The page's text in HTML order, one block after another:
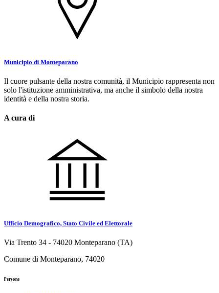
Municipio di Monteparano
Il cuore pulsante della nostra comunità, il Municipio rappresenta non
solo l'istituzione amministrativa, ma anche il simbolo della nostra
identità e della nostra storia.
A cura di
Ufficio Demografico, Stato Civile ed Elettorale
Via Trento 34 - 74020 Monteparano (TA)
Comune di Monteparano, 74020
Persone